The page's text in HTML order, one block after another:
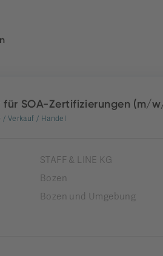
für SOA-Zertifizierungen (m/
/ Verkauf / Handel
STAFF & LINE KG
Bozen
Bozen und Umgebung